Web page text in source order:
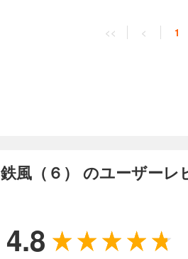
<< < 1
鉄風（６） のユーザーレ
4.8